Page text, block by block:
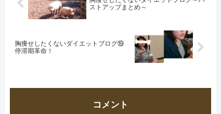
ストアップまとめ～
胸痩せしたくないダイエットブログ⑲
停滞期革命！
コメント